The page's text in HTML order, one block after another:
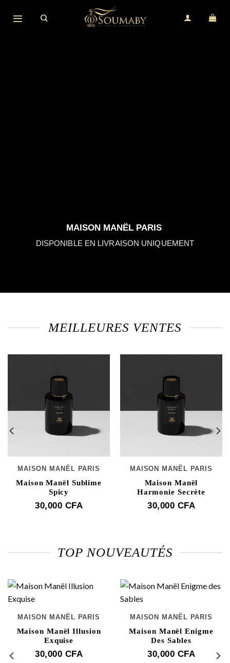
MAISON MANËL PARIS
DISPONIBLE EN LIVRAISON UNIQUEMENT
MEILLEURES VENTES
MAISON MANËL PARIS
Maison Manël Sublime
Spicy
30,000 CFA
MAISON MANËL PARIS
Maison Manël
Harmonie Secrète
30,000 CFA
TOP NOUVEAUTÉS
MAISON MANËL PARIS
Maison Manël Illusion
Exquise
30,000 CFA
MAISON MANËL PARIS
Maison Manël Enigme
Des Sables
30,000 CFA